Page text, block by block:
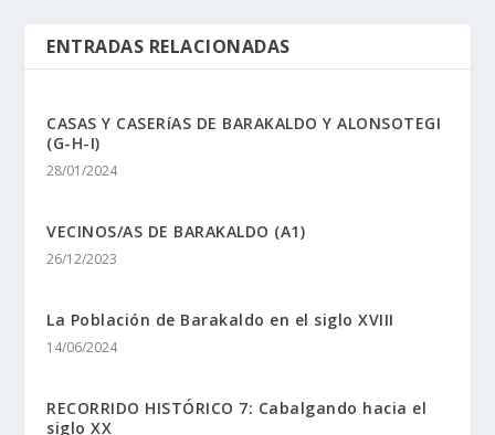
ENTRADAS RELACIONADAS
CASAS Y CASERíAS DE BARAKALDO Y ALONSOTEGI
(G-H-I)
28/01/2024
VECINOS/AS DE BARAKALDO (A1)
26/12/2023
La Población de Barakaldo en el siglo XVIII
14/06/2024
RECORRIDO HISTÓRICO 7: Cabalgando hacia el
siglo XX